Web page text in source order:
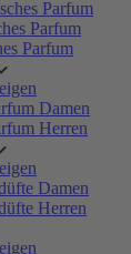
Parfum
Parfum
Parfum
Damen
Herren
Damen
Herren